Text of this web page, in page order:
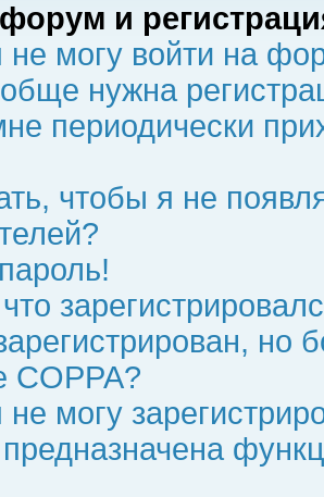
и
не могу войти на
нужна
периодически
чтобы я не
но
COPPA?
могу